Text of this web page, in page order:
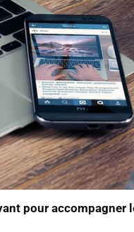
pour accompagner